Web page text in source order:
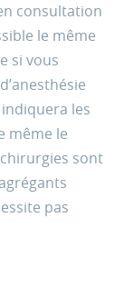
consultation
le même
si vous
les
même le
sont
pas